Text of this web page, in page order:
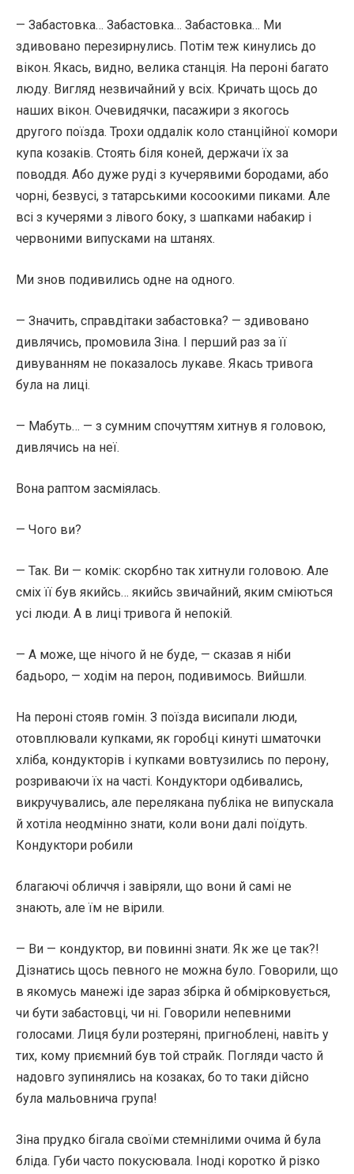
— Забастовка… Забастовка… Забастовка… Ми
здивовано перезирнулись. Потім теж кинулись до
вікон. Якась, видно, велика станція. На пероні багато
люду. Вигляд незвичайний у всіх. Кричать щось до
наших вікон. Очевидячки, пасажири з якогось
другого поїзда. Трохи оддалік коло станційної комори
купа козаків. Стоять біля коней, держачи їх за
поводдя. Або дуже руді з кучерявими бородами, або
чорні, безвусі, з татарськими косоокими пиками. Але
всі з кучерями з лівого боку, з шапками набакир і
червоними випусками на штанях.
Ми знов подивились одне на одного.
— Значить, справдітаки забастовка? — здивовано
дивлячись, промовила Зіна. І перший раз за її
дивуванням не показалось лукаве. Якась тривога
була на лиці.
— Мабуть… — з сумним спочуттям хитнув я головою,
дивлячись на неї.
Вона раптом засміялась.
— Чого ви?
— Так. Ви — комік: скорбно так хитнули головою. Але
сміх її був якийсь… якийсь звичайний, яким сміються
усі люди. А в лиці тривога й непокій.
— А може, ще нічого й не буде, — сказав я ніби
бадьоро, — ходім на перон, подивимось. Вийшли.
На пероні стояв гомін. З поїзда висипали люди,
отовплювали купками, як горобці кинуті шматочки
хліба, кондукторів і купками вовтузились по перону,
розриваючи їх на часті. Кондуктори одбивались,
викручувались, але перелякана публіка не випускала
й хотіла неодмінно знати, коли вони далі поїдуть.
Кондуктори робили
благаючі обличчя і завіряли, що вони й самі не
знають, але їм не вірили.
— Ви — кондуктор, ви повинні знати. Як же це так?!
Дізнатись щось певного не можна було. Говорили, що
в якомусь манежі іде зараз збірка й обмірковується,
чи бути забастовці, чи ні. Говорили непевними
голосами. Лиця були розтеряні, пригноблені, навіть у
тих, кому приємний був той страйк. Погляди часто й
надовго зупинялись на козаках, бо то таки дійсно
була мальовнича група!
Зіна прудко бігала своїми стемнілими очима й була
бліда. Губи часто покусювала. Іноді коротко й різко